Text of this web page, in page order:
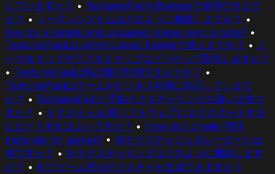
していますか？ • TexturesFastをBlenderで使用できます
か？ • トークンシステムはどのように機能しますか？ •
Are my prompts and uploaded images kept private? •
TexturesFastはUnityやUnreal Engineで使えますか？ • ノ
ーマルマップやラフネスマップはどうやって取得しますか？
• TexturesFastは私の国で利用できますか？ •
TexturesFastはチームやビジネス利用に対応しています
か？ • TexturesFastと手動テクスチャリングの違いは何で
すか？ • テクスチャを3Dソフトウェアにエクスポートする
にはどうすればよいですか？ • How do I create PBR
materials for games? • AIテクスチャジェネレーターとは
何ですか？ • AIテクスチャリングはどのように機能します
か？ • AIでゲーム用のテクスチャを生成できますか？